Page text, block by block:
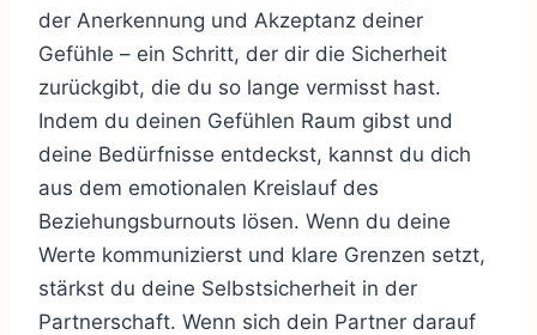
der Anerkennung und Akzeptanz deiner
Gefühle – ein Schritt, der dir die Sicherheit
zurückgibt, die du so lange vermisst hast.
Indem du deinen Gefühlen Raum gibst und
deine Bedürfnisse entdeckst, kannst du dich
aus dem emotionalen Kreislauf des
Beziehungsburnouts lösen. Wenn du deine
Werte kommunizierst und klare Grenzen setzt,
stärkst du deine Selbstsicherheit in der
Partnerschaft. Wenn sich dein Partner darauf